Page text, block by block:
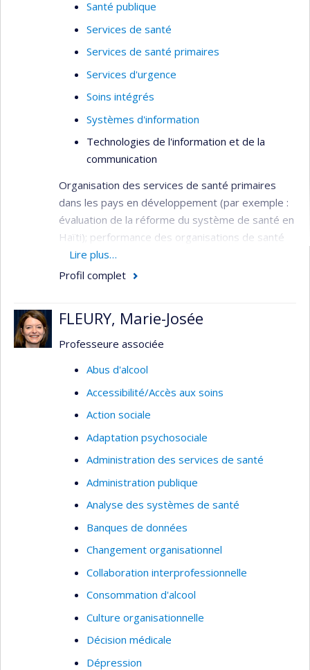
Santé publique
Services de santé
Services de santé primaires
Services d'urgence
Soins intégrés
Systèmes d'information
Technologies de l'information et de la
communication
Organisation des services de santé primaires
dans les pays en développement (par exemple :
évaluation de la réforme du système de santé en
Haïti); performance des organisations de santé
(par exemple : évaluation de la performance des
hôpitaux et des agences d’évaluation des
évaluation de la gestion par programmes
clientèles en milieu psychiatrique, prévention du
services d'urgence (par exemple : évaluation du
traitement des appels aux services d’urgence,
gestion des flottes ambulancières); traitement
exemple : analyse de la décision médicale,
télémédecine, systèmes d’information en santé).
Lire plus…
Profil complet
FLEURY, Marie-Josée
Professeure associée
Abus d'alcool
Accessibilité/Accès aux soins
Action sociale
Adaptation psychosociale
Administration des services de santé
Administration publique
Analyse des systèmes de santé
Banques de données
Changement organisationnel
Collaboration interprofessionnelle
Consommation d'alcool
Culture organisationnelle
Décision médicale
Dépression